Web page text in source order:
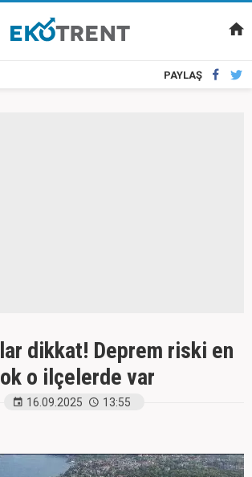
PAYLAŞ
dikkat! Deprem riski en
o ilçelerde var
16.09.2025 13:55